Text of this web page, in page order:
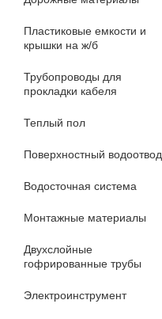
Пластиковые емкости и
крышки на ж/б
Трубопроводы для
прокладки кабеля
Теплый пол
Поверхностный водоотвод
Водосточная система
Монтажные материалы
Двухслойные
гофрированные трубы
Электроинструмент